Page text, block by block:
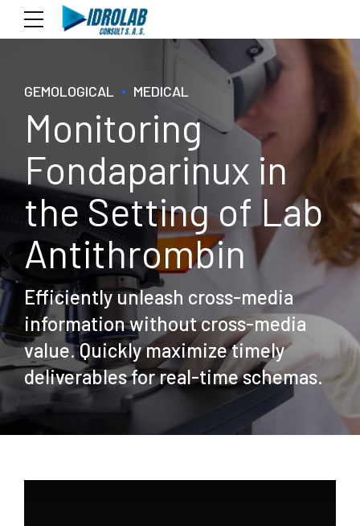
GEMOLOGICAL MEDICAL
Monitoring
Fondaparinux in
the Setting of Lab
Antithrombin
Efficiently unleash cross-media
information without cross-media
value. Quickly maximize timely
deliverables for real-time schemas.